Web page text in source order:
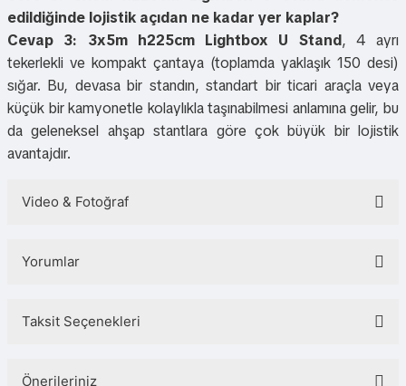
edildiğinde lojistik açıdan ne kadar yer kaplar?
Cevap 3:
3x5m h225cm Lightbox U Stand, 4 ayrı
tekerlekli ve kompakt çantaya (toplamda yaklaşık 150 desi)
sığar. Bu, devasa bir standın, standart bir ticari araçla veya
küçük bir kamyonetle kolaylıkla taşınabilmesi anlamına gelir, bu
da geleneksel ahşap stantlara göre çok büyük bir lojistik
avantajdır.
Video & Fotoğraf
Yorumlar
Taksit Seçenekleri
Önerileriniz